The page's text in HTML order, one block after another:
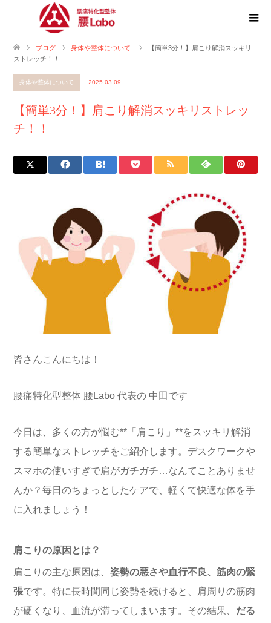
ブログ 身体や整体について
【簡単3分！】肩こり解消スッキリ
ストレッチ！！
身体や整体について 2025.03.09
【簡単3分！】肩こり解消スッキリストレッ
チ！！
皆さんこんにちは！
腰痛特化型整体 腰Labo 代表の 中田です
今日は、多くの方が悩む**「肩こり」**をスッキリ解消
する簡単なストレッチをご紹介します。デスクワークや
スマホの使いすぎで肩がガチガチ…なんてことありませ
んか？毎日のちょっとしたケアで、軽くて快適な体を手
に入れましょう！
肩こりの原因とは？
肩こりの主な原因は、 姿勢の悪さや血行不良、筋肉の緊
張です。特に長時間同じ姿勢を続けると、肩周りの筋肉
が硬くなり、血流が滞ってしまいます。その結果、 だる